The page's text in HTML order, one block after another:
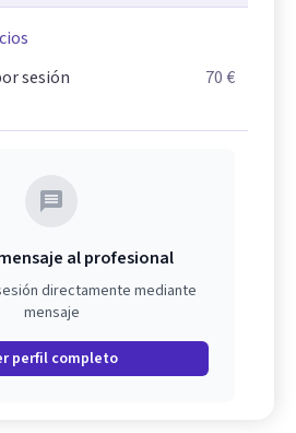
sesión
70 €
al profesional
directamente mediante
mensaje
perfil completo